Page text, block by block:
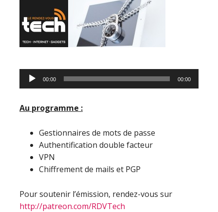
Lecteur
audio
00:00 00:00
Au programme :
Gestionnaires de mots de passe
Authentification double facteur
VPN
Chiffrement de mails et PGP
Pour soutenir l’émission, rendez-vous sur
http://patreon.com/RDVTech